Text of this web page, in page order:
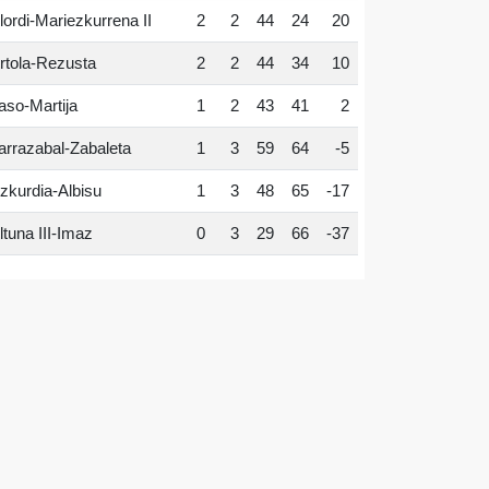
Mariezkurrena II 2 2 44 24 20
Rezusta 2 2 44 34 10
Martija 1 2 43 41 2
Zabaleta 1 3 59 64 -5
Albisu 1 3 48 65 -17
III-Imaz 0 3 29 66 -37